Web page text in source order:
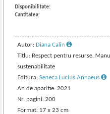
Disponibilitate:
Cantitatea:
Autor:Diana Calin
Titlu: Respect pentru resurse.
sustenabilitate
Editura:Seneca Lucius Annaeus
An de aparitie: 2021
Nr. pagini: 200
Format: 17 x 23 cm